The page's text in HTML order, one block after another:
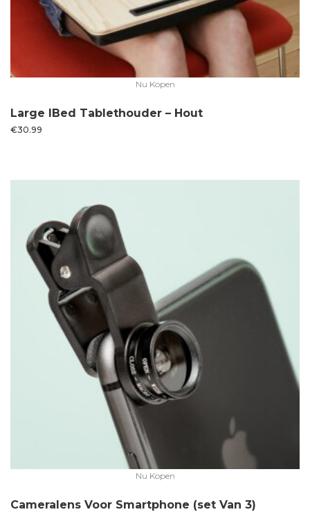
Nu Kopen
Large IBed Tablethouder – Hout
€30.99
Nu Kopen
Cameralens Voor Smartphone (set Van 3)